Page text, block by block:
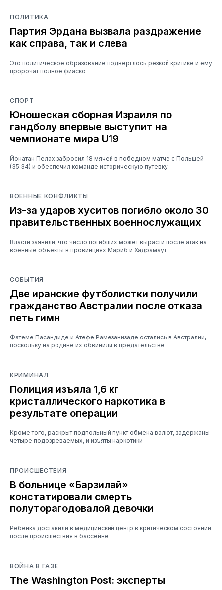
ПОЛИТИКА
Партия Эрдана вызвала раздражение
как справа, так и слева
Это политическое образование подверглось резкой критике и ему
пророчат полное фиаско
СПОРТ
Юношеская сборная Израиля по
гандболу впервые выступит на
чемпионате мира U19
Йонатан Пелах забросил 18 мячей в победном матче с Польшей
(35:34) и обеспечил команде историческую путевку
ВОЕННЫЕ КОНФЛИКТЫ
Из-за ударов хуситов погибло около 30
правительственных военнослужащих
Власти заявили, что число погибших может вырасти после атак на
военные объекты в провинциях Мариб и Хадрамаут
СОБЫТИЯ
Две иранские футболистки получили
гражданство Австралии после отказа
петь гимн
Фатеме Пасандиде и Атефе Рамезанизаде остались в Австралии,
поскольку на родине их обвинили в предательстве
КРИМИНАЛ
Полиция изъяла 1,6 кг
кристаллического наркотика в
результате операции
Кроме того, раскрыт подпольный пункт обмена валют, задержаны
четыре подозреваемых, и изъяты наркотики
ПРОИСШЕСТВИЯ
В больнице «Барзилай»
констатировали смерть
полуторагодовалой девочки
Ребенка доставили в медицинский центр в критическом состоянии
после происшествия в бассейне
ВОЙНА В ГАЗЕ
The Washington Post: эксперты